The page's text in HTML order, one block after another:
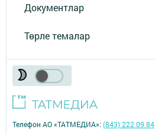
Документлар
Төрле темалар
Телефон АО «ТАТМЕДИА»:(843) 222 09 84